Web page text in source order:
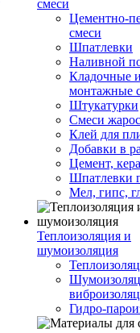
смеси
Цементно-
смеси
Шпатлевки
Наливной
Кладочные
монтажные
Штукатурки
Смеси
Клей для
Добавки в
Цемент,
Шпатлевки
Мел, гипс,
Теплоизоляция и
шумоизоляция
Гидро-